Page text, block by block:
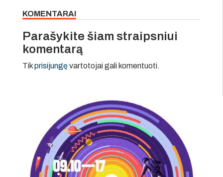
KOMENTARAI
Parašykite šiam straipsniui
komentarą
Tikprisijungęvartotojai gali komentuoti.